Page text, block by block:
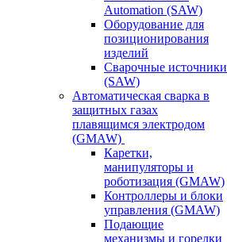
Automation (SAW)
Оборудование для
позиционирования
изделий
Сварочные источники
(SAW)
Автоматическая сварка в
защитных газах
плавящимся электродом
(GMAW)
Каретки,
манипуляторы и
роботизация (GMAW)
Контроллеры и блоки
управления (GMAW)
Подающие
механизмы и горелки